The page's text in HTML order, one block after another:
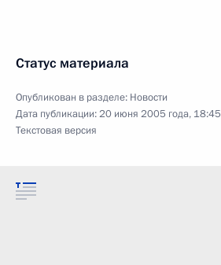
Статус материала
Опубликован в разделе: Новости
Дата публикации:20 июня 2005 года, 18:45
Текстовая версия